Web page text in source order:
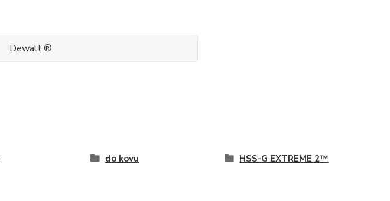
Dewalt ®
do kovu HSS-G EXTREME 2™